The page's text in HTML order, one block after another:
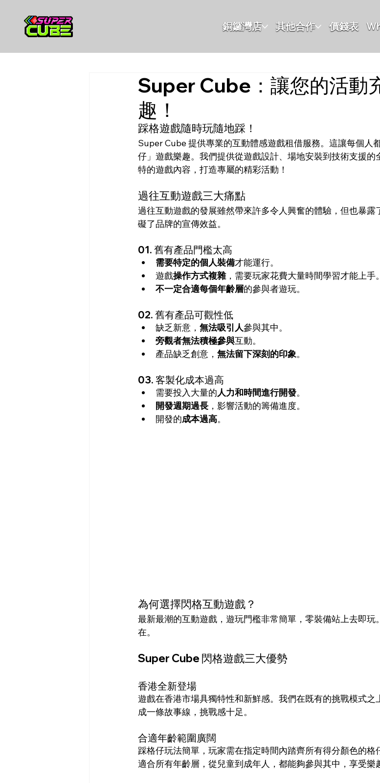
銅鑼灣店 其他合作 價錢表
Super Cube：讓您的活動
趣！
踩格遊戲隨時玩隨地踩！
Super Cube 提供專業的互動體感遊戲租借服務。這讓每個人
仔」遊戲樂趣。我們提供從遊戲設計、場地安裝到技術支援
特的遊戲內容，打造專屬的精彩活動！
過往互動遊戲三大痛點
過往互動遊戲的發展雖然帶來許多令人興奮的體驗，但也暴露
礙了品牌的宣傳效益。
01. 舊有產品門檻太高
需要特定的個人裝備才能運行。
遊戲操作方式複雜，需要玩家花費大量時間學習才能上手。
不一定合適每個年齡層的參與者遊玩。
02. 舊有產品可觀性低
缺乏新意， 無法吸引人參與其中。
旁觀者無法積極參與互動。
產品缺乏創意， 無法留下深刻的印象。
03. 客製化成本過高
需要投入大量的人力和時間進行開發。
開發週期過長 ，影響活動的籌備進度。
開發的成本過高。
為何選擇閃格互動遊戲？
最新最潮的互動遊戲，遊玩門檻非常簡單，零裝備站上去即
在。
Super Cube 閃格遊戲三大優勢
香港全新登場
遊戲在香港市場具獨特性和新鮮感。我們在既有的挑戰模式
成一條故事線，挑戰感十足。
合適年齡範圍廣闊
踩格仔玩法簡單，玩家需在指定時間內踏齊所有得分顏色的格
適合所有年齡層，從兒童到成年人，都能夠參與其中，享受樂